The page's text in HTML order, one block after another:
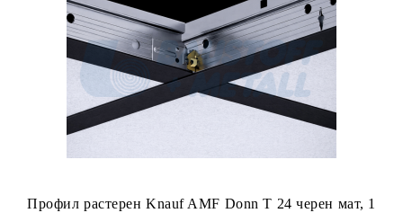
Профил растерен Knauf AMF Donn Т 24 черен мат, 1